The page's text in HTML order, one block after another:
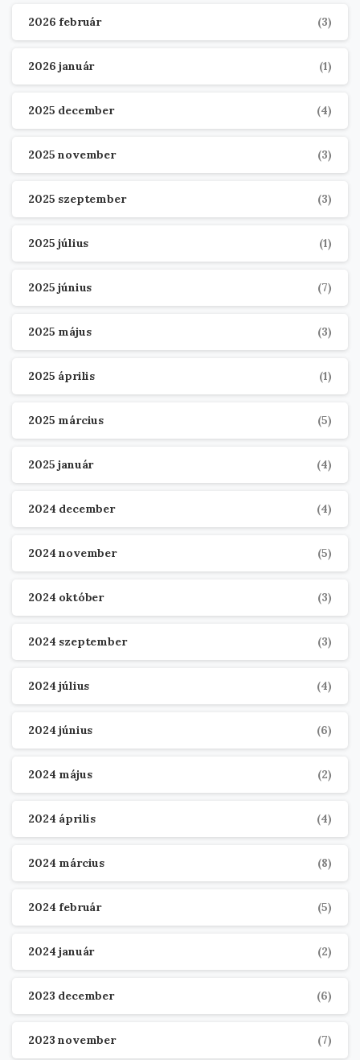
2026 február (3)
2026 január (1)
2025 december (4)
2025 november (3)
2025 szeptember (3)
2025 július (1)
2025 június (7)
2025 május (3)
2025 április (1)
2025 március (5)
2025 január (4)
2024 december (4)
2024 november (5)
2024 október (3)
2024 szeptember (3)
2024 július (4)
2024 június (6)
2024 május (2)
2024 április (4)
2024 március (8)
2024 február (5)
2024 január (2)
2023 december (6)
2023 november (7)